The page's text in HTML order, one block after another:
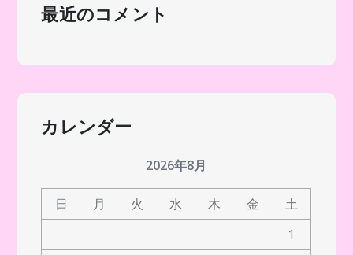
最近のコメント
カレンダー
2026年8月
日 月 火 水 木 金
土
1